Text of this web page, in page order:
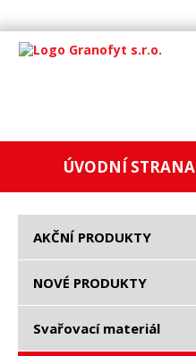
ÚVODNÍ STRANA
AKČNÍ PRODUKTY
NOVÉ PRODUKTY
Svařovací materiál